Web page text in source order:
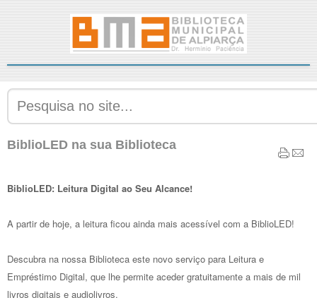
BiblioLED na sua Biblioteca
BiblioLED: Leitura Digital ao Seu Alcance!
A partir de hoje, a leitura ficou ainda mais acessível com a BiblioLED!
Descubra na nossa Biblioteca este novo serviço para Leitura e
Empréstimo Digital, que lhe permite aceder gratuitamente a mais de mil
livros digitais e audiolivros.